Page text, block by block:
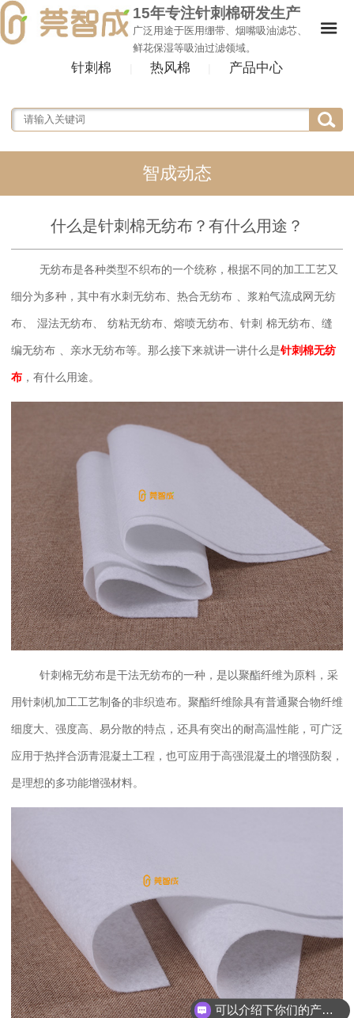
15年专注针刺棉研发生产
广泛用途于医用绷带、烟嘴吸油滤芯、
鲜花保湿等吸油过滤领域。
针刺棉 热风棉 产品中心
智成动态
什么是针刺棉无纺布？有什么用途？
无纺布是各种类型不织布的一个统称，根据不同的加工工艺又
细分为多种，其中有水刺无纺布、 热合无纺布 、 浆粕气流成网无纺
布、 湿法无纺布、 纺粘无纺布、 熔喷无纺布、 针刺 棉无纺布、 缝
编无纺布 、亲水无纺布等。那么接下来就讲一讲什么是针刺棉无纺
布 ，有什么用途。
针刺棉无纺布是干法无纺布的一种，是以聚酯纤维为原料，采
用针刺机加工工艺制备的非织造布。聚酯纤维除具有普通聚合物纤维
细度大、强度高、易分散的特点，还具有突出的耐高温性能，可广泛
应用于热拌合沥青混凝土工程，也可应用于高强混凝土的增强防裂，
是理想的多功能增强材料。
可以介绍下你们的产品么？